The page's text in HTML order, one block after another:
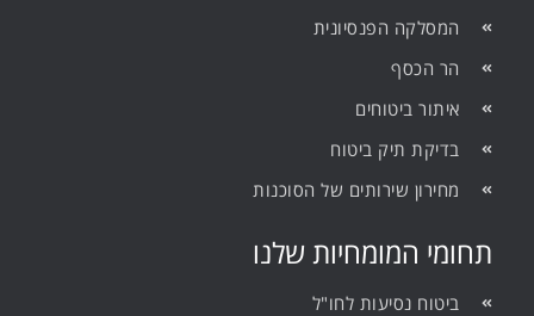
המסלקה הפנסיונית
הר הכסף
איתור ביטוחים
בדיקת תיק ביטוח
מחירון שירותים של הסוכנות
תחומי המומחיות שלנו
ביטוח נסיעות לחו"ל